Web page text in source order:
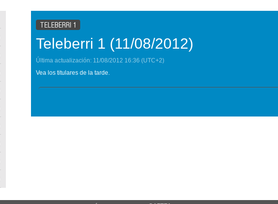
TELEBERRI 1
Teleberri 1 (11/08/2012)
Última actualización: 11/08/2012 16:36 (UTC+2)
Vea los titulares de la tarde.